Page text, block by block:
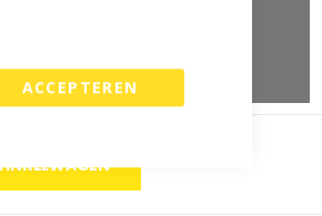
ACCEPTEREN
enbespaar10%